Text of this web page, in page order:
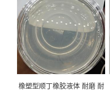
橡塑型顺丁橡胶液体 耐磨 耐